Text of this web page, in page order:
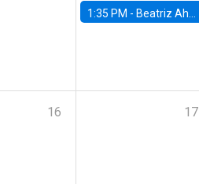
1:35 PM - Beatriz Ahumada, PhD candidate, Universidad de Pittsburgh
16 17